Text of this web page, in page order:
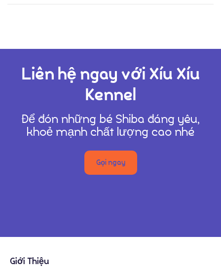
Liên hệ ngay với Xíu Xíu
Kennel
Để đón những bé Shiba đáng yêu,
khoẻ mạnh chất lượng cao nhé
Gọi ngay
Giới Thiệu